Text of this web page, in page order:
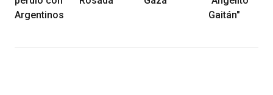
Argentinos
Gaitán"